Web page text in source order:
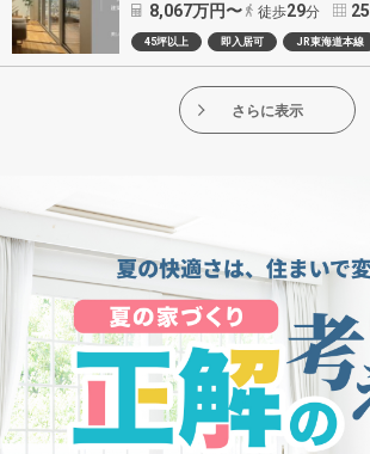
8,067万円〜 徒歩29分 25
45坪以上 即入居可 JR東海道本線
さらに表示